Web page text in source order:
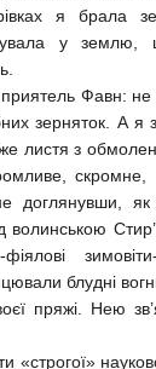
я брала
у землю,
Фавн: не
зерняток. А я
листя з
доглянувши,
фіялові
блудні
пряжі. Нею
«строгої»